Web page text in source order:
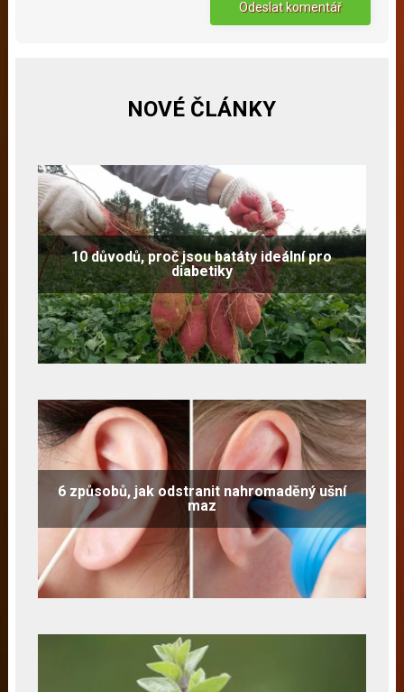
NOVÉ ČLÁNKY
10 důvodů, proč jsou batáty ideální pro
diabetiky
6 způsobů, jak odstranit nahromaděný ušní
maz